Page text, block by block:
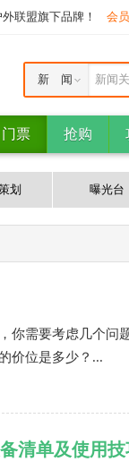
联盟旗下品牌！ 会
新闻
新 闻
门票 抢购
划 曝光台
你需要考虑几个问
价位是多少？...
清单及使用技